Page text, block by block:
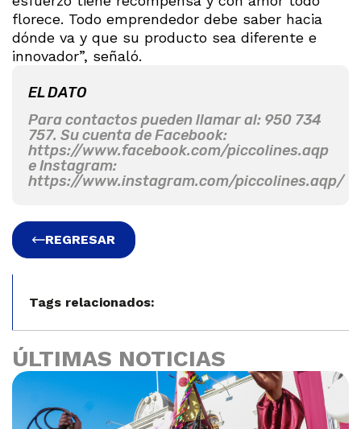
florece. Todo emprendedor debe saber hacia
dónde va y que su producto sea diferente e
innovador”, señaló.
EL DATO
Para contactos pueden llamar al: 950 734
757. Su cuenta de Facebook:
https://www.facebook.com/piccolines.aqp
e Instagram:
https://www.instagram.com/piccolines.aqp/
REGRESAR
Tags relacionados:
ÚLTIMAS NOTICIAS